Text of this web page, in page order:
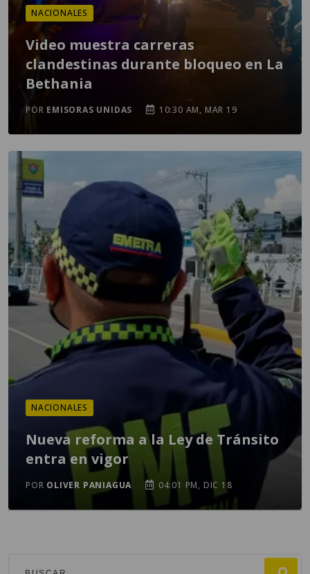
NACIONALES
Video muestra carreras
clandestinas durante bloqueo en La
Bethania
POR EMISORAS UNIDAS 10:30 AM, MAR 19
NACIONALES
Nueva reforma a la Ley de Tránsito
entra en vigor
POR OLIVER PANIAGUA 04:01 PM, DIC 18